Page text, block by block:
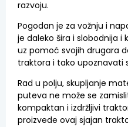
razvoju.
Pogodan je za vožnju i
je daleko šira i slobodnija i
uz pomoć svojih drugara
traktora i tako upoznavati
Rad u polju, skupljanje
puteva ne može se
kompaktan i izdržljivi
proizvede ovaj sjajan